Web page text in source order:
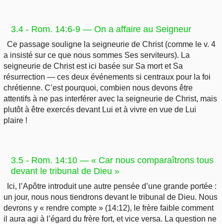
3.4 - Rom. 14:6-9 — On a affaire au Seigneur
Ce passage souligne la seigneurie de Christ (comme le v. 4
a insisté sur ce que nous sommes Ses serviteurs). La
seigneurie de Christ est ici basée sur Sa mort et Sa
résurrection — ces deux événements si centraux pour la foi
chrétienne. C’est pourquoi, combien nous devons être
attentifs à ne pas interférer avec la seigneurie de Christ, mais
plutôt à être exercés devant Lui et à vivre en vue de Lui
plaire !
3.5 - Rom. 14:10 — « Car nous comparaîtrons tous
devant le tribunal de Dieu »
Ici, l’Apôtre introduit une autre pensée d’une grande portée :
un jour, nous nous tiendrons devant le tribunal de Dieu. Nous
devrons y « rendre compte » (14:12), le frère faible comment
il aura agi à l’égard du frère fort, et vice versa. La question ne